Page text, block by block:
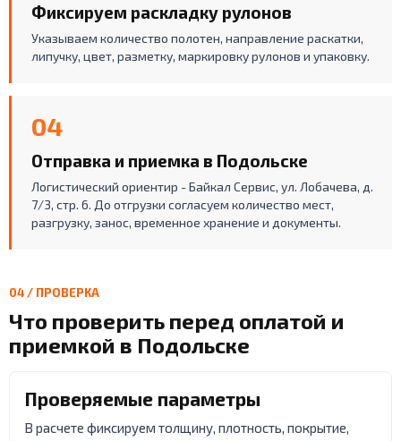
Фиксируем раскладку рулонов
Указываем количество полотен, направление раскатки,
липучку, цвет, разметку, маркировку рулонов и упаковку.
04
Отправка и приемка в Подольске
Логистический ориентир - Байкал Сервис, ул. Лобачева, д.
7/3, стр. 6. До отгрузки согласуем количество мест,
разгрузку, занос, временное хранение и документы.
04 / ПРОВЕРКА
Что проверить перед оплатой и
приемкой в Подольске
Проверяемые параметры
В расчете фиксируем толщину, плотность, покрытие,